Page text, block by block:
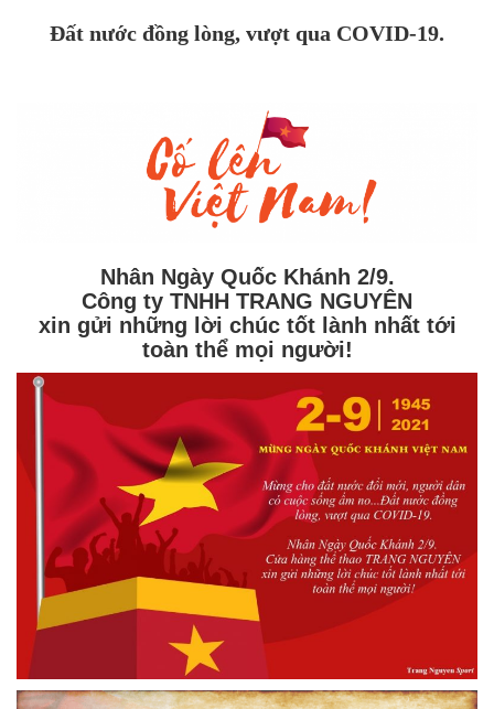
Đất nước đồng lòng, vượt qua COVID-19.
Nhân Ngày Quốc Khánh 2/9.
Công ty TNHH TRANG NGUYÊN
xin gửi những lời chúc tốt lành nhất tới
toàn thể mọi người!